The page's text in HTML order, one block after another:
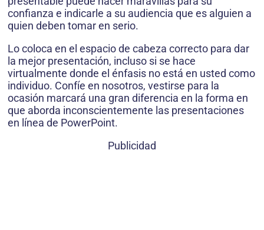
confianza e indicarle a su audiencia que es alguien a
quien deben tomar en serio.
Lo coloca en el espacio de cabeza correcto para dar
la mejor presentación, incluso si se hace
virtualmente donde el énfasis no está en usted como
individuo. Confíe en nosotros, vestirse para la
ocasión marcará una gran diferencia en la forma en
que aborda inconscientemente las presentaciones
en línea de PowerPoint.
Publicidad